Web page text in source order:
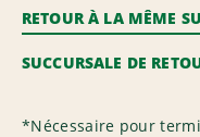
RETOUR À LA MÊME
SUCCURSALE DE
*Nécessaire pour